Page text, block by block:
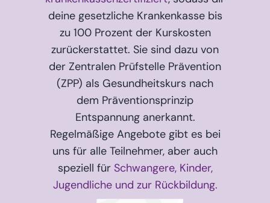
deine gesetzliche Krankenkasse bis
zu 100 Prozent der Kurskosten
zurückerstattet. Sie sind dazu von
der Zentralen Prüfstelle Prävention
(ZPP) als Gesundheitskurs nach
dem Präventionsprinzip
Entspannung anerkannt.
Regelmäßige Angebote gibt es bei
uns für alle Teilnehmer, aber auch
speziell für Schwangere, Kinder,
Jugendliche und zur Rückbildung.